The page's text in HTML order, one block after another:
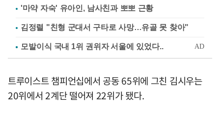
'마약 자숙' 유아인, 남사친과 뽀뽀 근황
김정렬 "친형 군대서 구타로 사망…유골 못 찾아"
트루이스트 챔피언십에서 공동 65위에 그친 김시우는
20위에서 2계단 떨어져 22위가 됐다.